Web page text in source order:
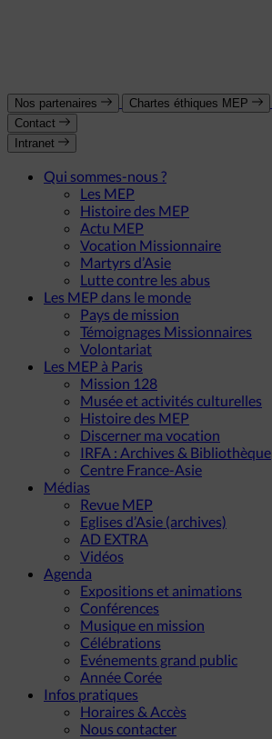
Nos partenaires Chartes éthiques MEP
Contact
Intranet
Qui sommes-nous ?
Les MEP
Histoire des MEP
Actu MEP
Vocation Missionnaire
Martyrs d’Asie
Lutte contre les abus
Les MEP dans le monde
Pays de mission
Témoignages Missionnaires
Volontariat
Les MEP à Paris
Mission 128
Musée et activités culturelles
Histoire des MEP
Discerner ma vocation
IRFA : Archives & Bibliothèque
Centre France-Asie
Médias
Revue MEP
Eglises d’Asie (archives)
AD EXTRA
Vidéos
Agenda
Expositions et animations
Conférences
Musique en mission
Célébrations
Evénements grand public
Année Corée
Infos pratiques
Horaires & Accès
Nous contacter